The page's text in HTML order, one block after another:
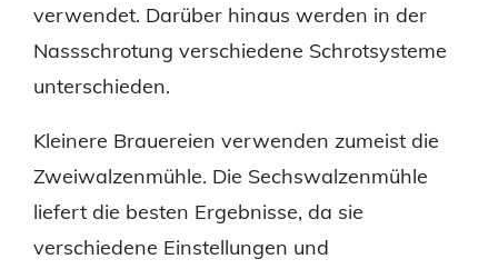
verwendet. Darüber hinaus werden in der
Nassschrotung verschiedene Schrotsysteme
unterschieden.
Kleinere Brauereien verwenden zumeist die
Zweiwalzenmühle. Die Sechswalzenmühle
liefert die besten Ergebnisse, da sie
verschiedene Einstellungen und